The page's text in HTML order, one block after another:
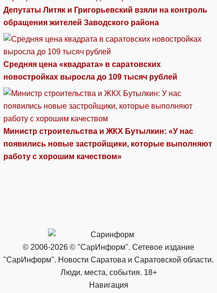
Депутаты Литяк и Григорьевский взяли на контроль
обращения жителей Заводского района
Средняя цена «квадрата» в саратовских
новостройках выросла до 109 тысяч рублей
Министр строительства и ЖКХ Бутылкин: «У нас
появились новые застройщики, которые выполняют
работу с хорошим качеством»
© 2006-2026 © "СарИнформ". Сетевое издание
"СарИнформ". Новости Саратова и Саратовской области.
Люди, места, события. 18+
Навигация